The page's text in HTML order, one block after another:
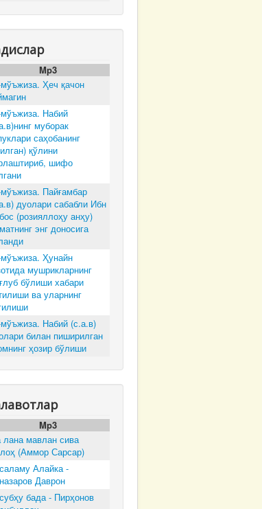
Mp3
Ҳеч қачон
Набий
муборак
саҳобанинг
қўлини
шифо
Пайғамбар
дуолари сабабли Ибн
(розияллоҳу анҳу)
энг доносига
Ҳунайн
мушрикларнинг
бўлиши хабари
ва уларнинг
Набий (с.а.в)
билан пиширилган
ҳозир бўлиши
Mp3
мавлан сива
(Аммор Сарсар)
Алайка -
Даврон
бада - Пирҳонов